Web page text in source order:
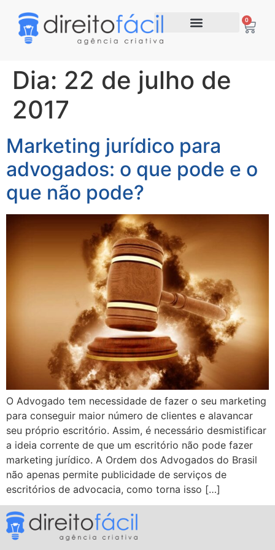
0
Dia: 22 de julho de
2017
Marketing jurídico para
advogados: o que pode e o
que não pode?
O Advogado tem necessidade de fazer o seu marketing
para conseguir maior número de clientes e alavancar
seu próprio escritório. Assim, é necessário desmistificar
a ideia corrente de que um escritório não pode fazer
marketing jurídico. A Ordem dos Advogados do Brasil
não apenas permite publicidade de serviços de
escritórios de advocacia, como torna isso […]